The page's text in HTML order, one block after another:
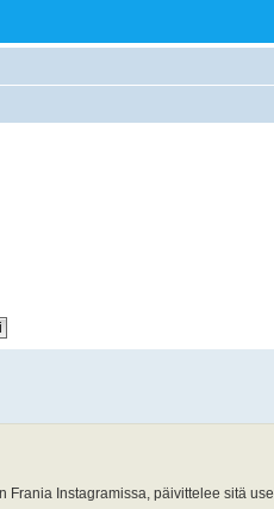
Instagramissa, päivittelee sitä